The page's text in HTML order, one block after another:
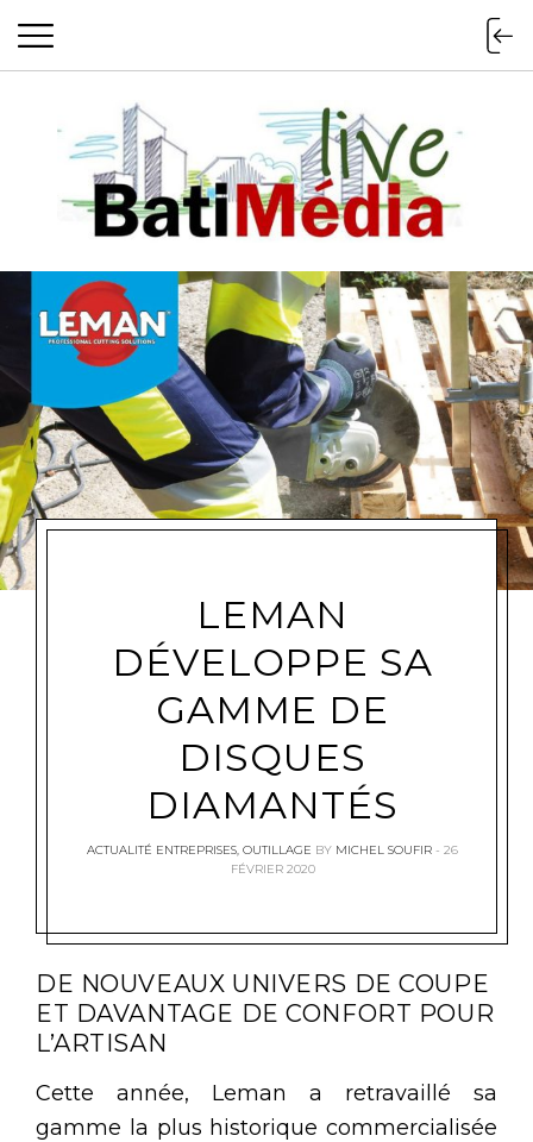
Batimedialive
LEMAN
DÉVELOPPE SA
GAMME DE
DISQUES
DIAMANTÉS
ACTUALITÉ ENTREPRISES, OUTILLAGE BY MICHEL SOUFIR
26
FÉVRIER 2020
DE NOUVEAUX UNIVERS DE COUPE
ET DAVANTAGE DE CONFORT POUR
L’ARTISAN
Cette année, Leman a retravaillé sa
gamme la plus historique commercialisée